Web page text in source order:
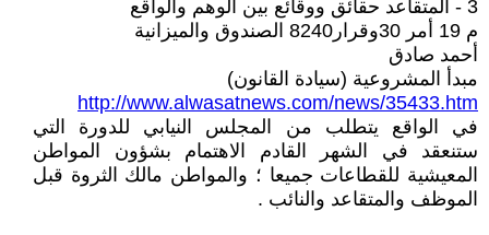
3 - المتقاعد حقائق ووقائع بين الوهم والواقع
م 19 أمر 30وقرار8240 الصندوق والميزانية
أحمد صادق
مبدأ المشروعية (سيادة القانون)
http://www.alwasatnews.com/news/35433.htm
في الواقع يتطلب من المجلس النيابي للدورة التي
ستنعقد في الشهر القادم الاهتمام بشؤون المواطن
المعيشية للقطاعات جميعا ؛ والمواطن مالك الثروة قبل
الموظف والمتقاعد والنائب .